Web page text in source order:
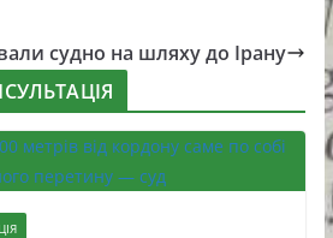
судно на шляху до Ірану